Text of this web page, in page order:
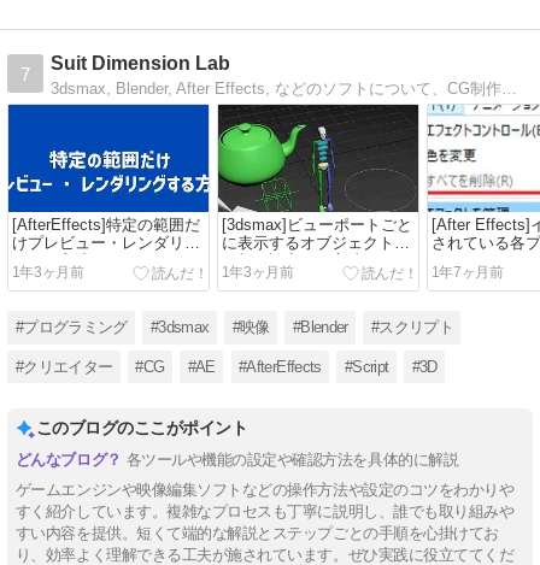
ダム
7
Suit Dimension Lab
3dsmax, Blender, After Effects, などのソフトについて、CG制作に関する技術的な情報を投稿しています。maxscriptなどのスクリプト関連の情報も投稿します。
[AfterEffects]特定の範囲だ
けプレビュー・レンダリン
グする方法
1年3ヶ月前
[3dsmax]ビューポートごと
に表示するオブジェクトの
種類を設定する方法
1年3ヶ月前
[After Effects]
されている各
バージョンを
る方法
1年7ヶ月前
#プログラミング #3dsmax #映像 #Blender #スクリプト
#クリエイター #CG #AE #AfterEffects #Script #3D
このブログのここがポイント
各ツールや機能の設定や確認方法を具体的に解説
ゲームエンジンや映像編集ソフトなどの操作方法や設定のコツをわかりや
すく紹介しています。複雑なプロセスも丁寧に説明し、誰でも取り組みや
すい内容を提供。短くて端的な解説とステップごとの手順を心掛けてお
り、効率よく理解できる工夫が施されています。ぜひ実践に役立ててくだ